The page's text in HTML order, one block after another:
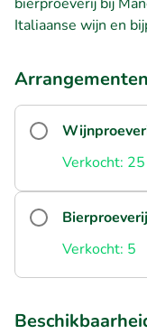
Italiaanse wijn en
Arrangementen
Verkocht: 25
Bierproeverij
Verkocht: 5